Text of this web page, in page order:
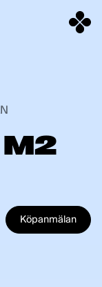
M2
Köpanmälan